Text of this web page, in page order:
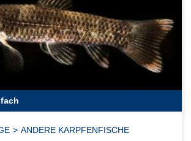
> ANDERE KARPFENFISCHE